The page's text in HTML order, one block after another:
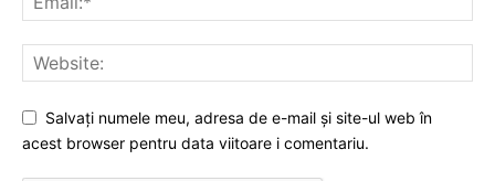
Salvați numele meu, adresa de e-mail și site-ul web în
acest browser pentru data viitoare i comentariu.